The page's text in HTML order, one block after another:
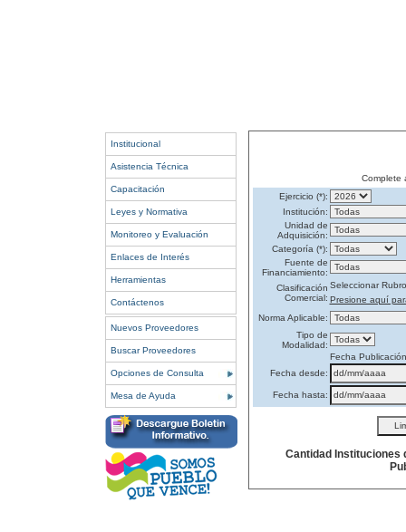
Institucional
Asistencia Técnica
Capacitación
Leyes y Normativa
Monitoreo y Evaluación
Enlaces de Interés
Herramientas
Contáctenos
Nuevos Proveedores
Buscar Proveedores
Opciones de Consulta
Mesa de Ayuda
Complete
Ejercicio (*):
Institución:
Unidad de
Adquisición:
Categoría (*):
Fuente de
Financiamiento:
Clasificación
Comercial:
Seleccionar Rubro
Presione aquí
Norma Aplicable:
Tipo de
Modalidad:
Fecha Publicación
Fecha desde:
Fecha hasta:
Cantidad Instituciones